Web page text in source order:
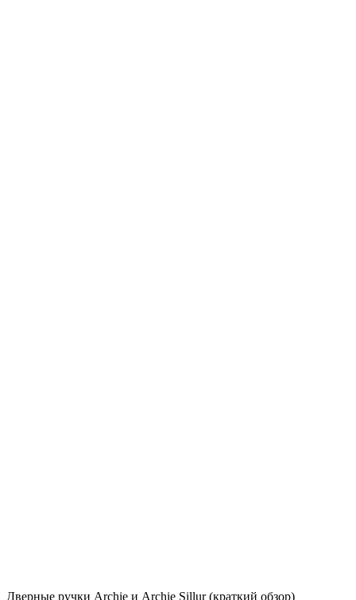
Дверные ручки Archie и Archie Sillur (краткий обзор)